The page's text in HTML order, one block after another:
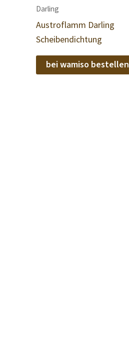
Darling
Austroflamm Darling
Scheibendichtung
bei wamiso bestellen